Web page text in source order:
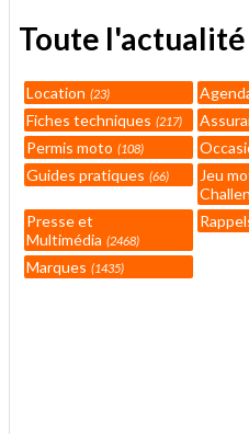
Toute l'actualité
Location 23
Fiches techniques 217
Permis moto 108
Guides pratiques 66
Jeu
Presse et
Multimédia
2468
Marques 1435